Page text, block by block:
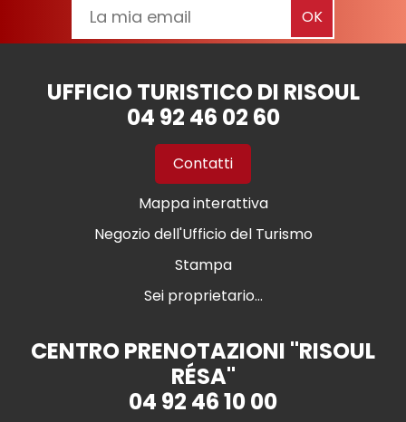
UFFICIO TURISTICO DI RISOUL
04 92 46 02 60
Contatti
Mappa interattiva
Negozio dell'Ufficio del Turismo
Stampa
Sei proprietario...
CENTRO PRENOTAZIONI "RISOUL
RÉSA"
04 92 46 10 00